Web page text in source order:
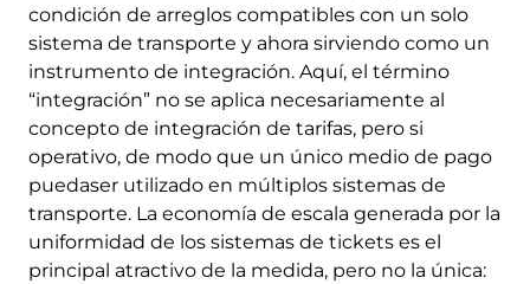
condición de arreglos compatibles con un solo
sistema de transporte y ahora sirviendo como un
instrumento de integración. Aquí, el término
“integración” no se aplica necesariamente al
concepto de integración de tarifas, pero si
operativo, de modo que un único medio de pago
puedaser utilizado en múltiplos sistemas de
transporte. La economía de escala generada por la
uniformidad de los sistemas de tickets es el
principal atractivo de la medida, pero no la única: